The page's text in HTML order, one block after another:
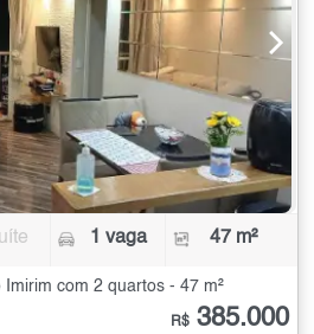
1 vaga 47 m²
com 2 quartos - 47 m²
R$ 385.000